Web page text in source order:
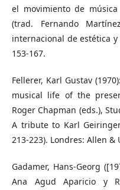
el movimiento de
(trad. Fernando
internacional de estética y
153-167.
Fellerer, Karl Gustav
musical life of the
Roger Chapman (eds.),
A tribute to Karl
213-223). Londres: Allen &
Gadamer, Hans-Georg
Ana Agud Aparicio y